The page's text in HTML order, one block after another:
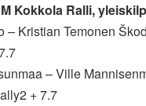
Kokkola Ralli,
– Kristian Temonen
– Ville
+ 7.7